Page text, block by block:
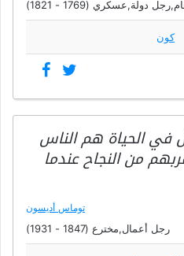
دولة,عسكري (1769 - 1821)
كون
في الحياة هم الناس
من النجاح عندما
توماس أديسون
رجل أعمال,مخترع (1847 - 1931)